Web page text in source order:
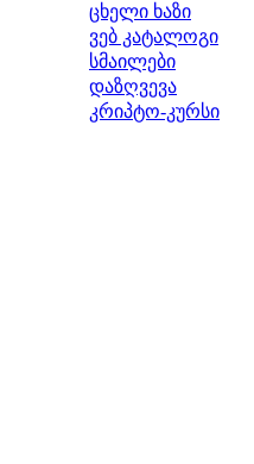
ცხელი ხაზი
ვებ კატალოგი
სმაილები
დაზღვევა
კრიპტო-კურსი